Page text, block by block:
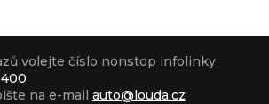
volejte číslo nonstop infolinky
na e-mail auto@louda.cz